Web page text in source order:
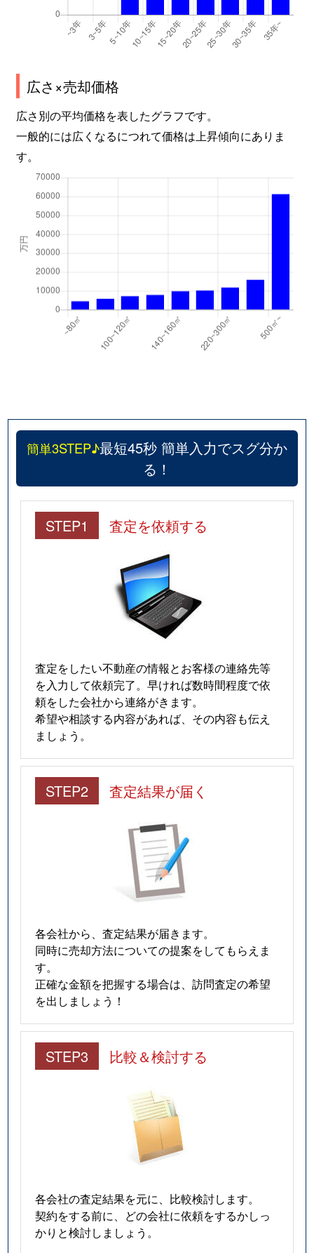
広さ×売却価格
広さ別の平均価格を表したグラフです。
一般的には広くなるにつれて価格は上昇傾向にありま
す。
簡単3STEP♪最短45秒 簡単入力でスグ分か
る！
STEP1 査定を依頼する
査定をしたい不動産の情報とお客様の連絡先等
を入力して依頼完了。早ければ数時間程度で依
頼をした会社から連絡がきます。
希望や相談する内容があれば、その内容も伝え
ましょう。
STEP2 査定結果が届く
各会社から、査定結果が届きます。
同時に売却方法についての提案をしてもらえま
す。
正確な金額を把握する場合は、訪問査定の希望
を出しましょう！
STEP3 比較＆検討する
各会社の査定結果を元に、比較検討します。
契約をする前に、どの会社に依頼をするかしっ
かりと検討しましょう。